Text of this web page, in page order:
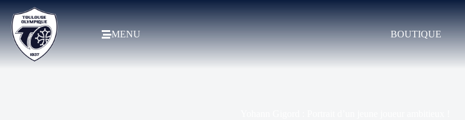
MENU BOUTIQUE